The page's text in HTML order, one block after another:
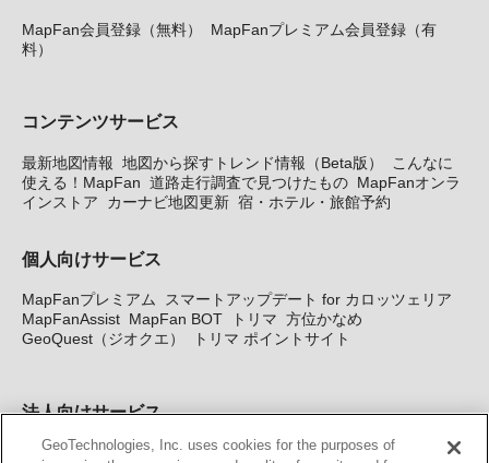
MapFan会員登録（無料）
MapFanプレミアム会員登録（有
料）
コンテンツサービス
最新地図情報 地図から探すトレンド情報（Beta版）
こんなに
使える！MapFan 道路走行調査で見つけたもの MapFanオンラ
インストア
カーナビ地図更新 宿・ホテル・旅館予約
個人向けサービス
MapFanプレミアム
スマートアップデート for カロッツェリア
MapFanAssist MapFan BOT トリマ 方位かなめ
GeoQuest（ジオクエ）
トリマ ポイントサイト
法人向けサービス
法人向け地図・位置情報サービス WEBサイト・システム向け地
GeoTechnologies, Inc. uses cookies for the purposes of